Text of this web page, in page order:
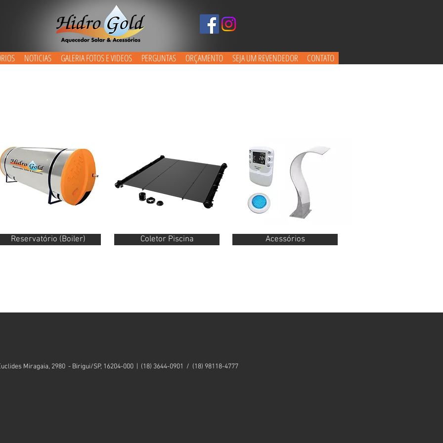
NOTICIAS GALERIA FOTOS E VIDEOS PERGUNTAS ORÇAMENTO SEJA UM REVENDEDOR CONTATO
Reservatório (Boiler) Coletor Piscina Acessórios
Miragaia, 2980 - Birigui/SP, 16204-000 | (18) 3644-0901 / (18) 98118-4777